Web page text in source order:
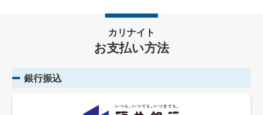
カリナイト
お支払い方法
銀行振込